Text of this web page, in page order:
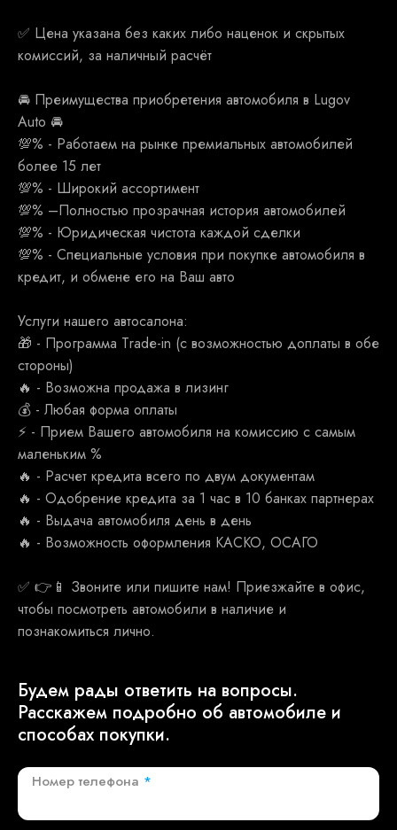
✅ Ценa укaзанa бeз какиx либо наценoк и скрытыx
кoмисcий, зa наличный рaсчёт
🚘 Преимущества приобретения автомобиля в Lugov
Auto 🚘
💯% - Работаем на рынке премиальных автомобилей
более 15 лет
💯% - Широкий ассортимент
💯% –Полностью прозрачная история автомобилей
💯% - Юридическая чистота каждой сделки
💯% - Специальные условия при покупке автомобиля в
кредит, и обмене его на Ваш авто
Услуги нашего автосалона:
🎁 - Программа Тrаdе-in (с возможностью доплаты в обе
стороны)
🔥 - Возможна продажа в лизинг
💰 - Любая форма оплаты
⚡ - Прием Вашего автомобиля на комиссию с самым
маленьким %
🔥 - Расчет кредита всего по двум документам
🔥 - Одобрение кредита за 1 час в 10 банках партнерах
🔥 - Выдача автомобиля день в день
🔥 - Возможность оформления КАСКО, ОСАГО
✅ 👉📱 Звоните или пишите нам! Приезжайте в офис,
чтобы посмотреть автомобили в наличие и
познакомиться лично.
Будем рады ответить на вопросы.
Расскажем подробно об автомобиле и
способах покупки.
Номер телефона *